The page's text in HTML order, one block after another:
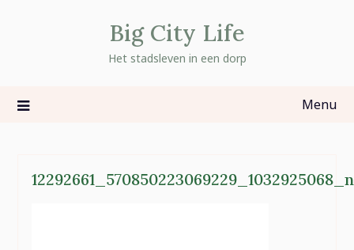
Big City Life
Het stadsleven in een dorp
Menu
12292661_570850223069229_1032925068_n